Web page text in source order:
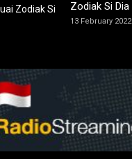
Zodiak Si Dia
13 February 2022